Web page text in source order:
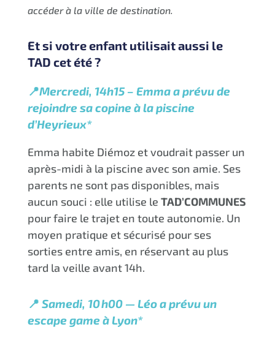
accéder à la ville de destination.
Et si votre enfant utilisait aussi le
TAD cet été ?
📍Mercredi, 14h15 – Emma a prévu de
rejoindre sa copine à la piscine
d’Heyrieux*
Emma habite Diémoz et voudrait passer un
après-midi à la piscine avec son amie. Ses
parents ne sont pas disponibles, mais
aucun souci : elle utilise le TAD’COMMUNES
pour faire le trajet en toute autonomie. Un
moyen pratique et sécurisé pour ses
sorties entre amis, en réservant au plus
tard la veille avant 14h.
📍 Samedi, 10h00 — Léo a prévu un
escape game à Lyon*